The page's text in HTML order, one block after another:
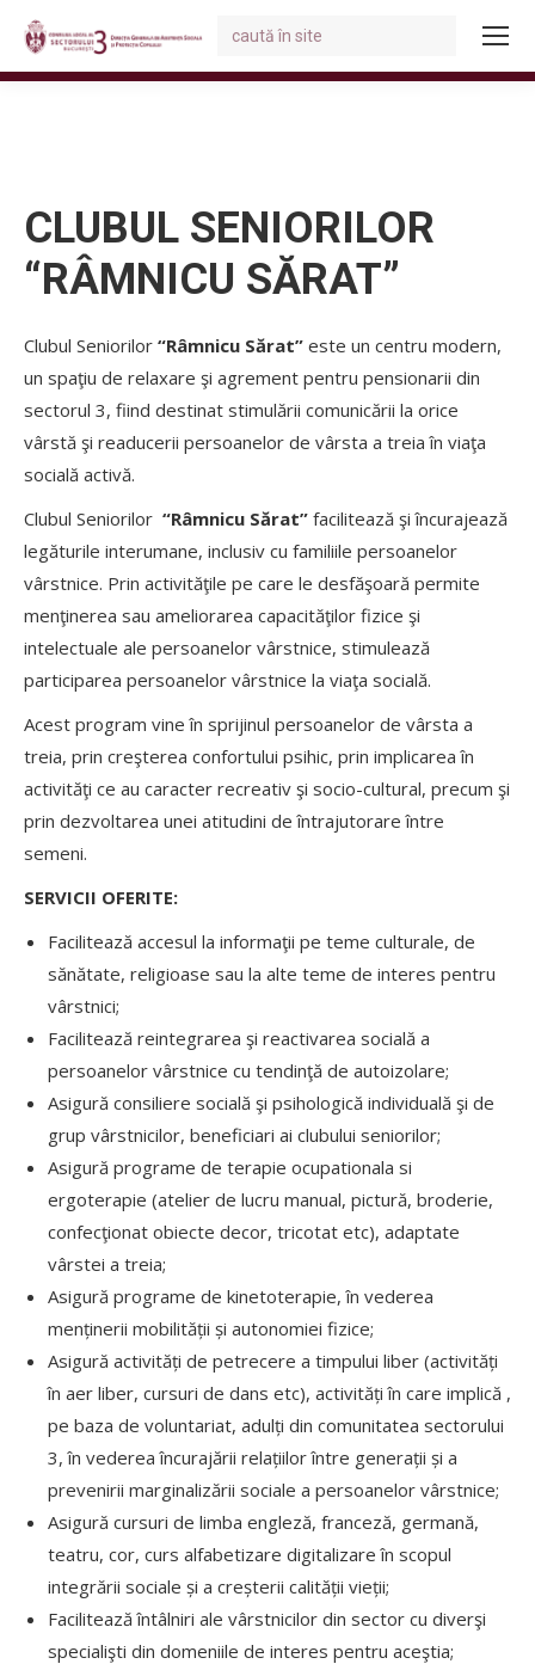
Search:
CLUBUL SENIORILOR
“RÂMNICU SĂRAT”
Clubul Seniorilor “Râmnicu Sărat” este un centru modern,
un spaţiu de relaxare şi agrement pentru pensionarii din
sectorul 3, fiind destinat stimulării comunicării la orice
vârstă şi readucerii persoanelor de vârsta a treia în viaţa
socială activă.
Clubul Seniorilor “Râmnicu Sărat” facilitează şi încurajează
legăturile interumane, inclusiv cu familiile persoanelor
vârstnice. Prin activităţile pe care le desfăşoară permite
menţinerea sau ameliorarea capacităţilor fizice şi
intelectuale ale persoanelor vârstnice, stimulează
participarea persoanelor vârstnice la viaţa socială.
Acest program vine în sprijinul persoanelor de vârsta a
treia, prin creşterea confortului psihic, prin implicarea în
activităţi ce au caracter recreativ şi socio-cultural, precum şi
prin dezvoltarea unei atitudini de întrajutorare între
semeni.
SERVICII OFERITE:
Facilitează accesul la informaţii pe teme culturale, de
sănătate, religioase sau la alte teme de interes pentru
vârstnici;
Facilitează reintegrarea şi reactivarea socială a
persoanelor vârstnice cu tendinţă de autoizolare;
Asigură consiliere socială şi psihologică individuală şi de
grup vârstnicilor, beneficiari ai clubului seniorilor;
Asigură programe de terapie ocupationala si
ergoterapie (atelier de lucru manual, pictură, broderie,
confecţionat obiecte decor, tricotat etc), adaptate
vârstei a treia;
Asigură programe de kinetoterapie, în vederea
menținerii mobilității și autonomiei fizice;
Asigură activități de petrecere a timpului liber (activități
în aer liber, cursuri de dans etc), activități în care implică ,
pe baza de voluntariat, adulți din comunitatea sectorului
3, în vederea încurajării relațiilor între generații și a
prevenirii marginalizării sociale a persoanelor vârstnice;
Asigură cursuri de limba engleză, franceză, germană,
teatru, cor, curs alfabetizare digitalizare în scopul
integrării sociale și a creșterii calității vieții;
Facilitează întâlniri ale vârstnicilor din sector cu diverşi
specialişti din domeniile de interes pentru aceştia;